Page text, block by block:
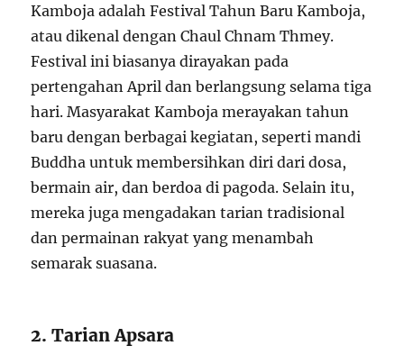
Kamboja adalah Festival Tahun Baru Kamboja,
atau dikenal dengan Chaul Chnam Thmey.
Festival ini biasanya dirayakan pada
pertengahan April dan berlangsung selama tiga
hari. Masyarakat Kamboja merayakan tahun
baru dengan berbagai kegiatan, seperti mandi
Buddha untuk membersihkan diri dari dosa,
bermain air, dan berdoa di pagoda. Selain itu,
mereka juga mengadakan tarian tradisional
dan permainan rakyat yang menambah
semarak suasana.
2. Tarian Apsara